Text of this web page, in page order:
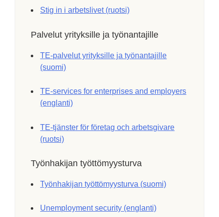
Stig in i arbetslivet (ruotsi)
Palvelut yrityksille ja työnantajille
TE-palvelut yrityksille ja työnantajille
(suomi)
TE-services for enterprises and employers
(englanti)
TE-tjänster för företag och arbetsgivare
(ruotsi)
Työnhakijan työttömyysturva
Työnhakijan työttömyysturva (suomi)
Unemployment security (englanti)